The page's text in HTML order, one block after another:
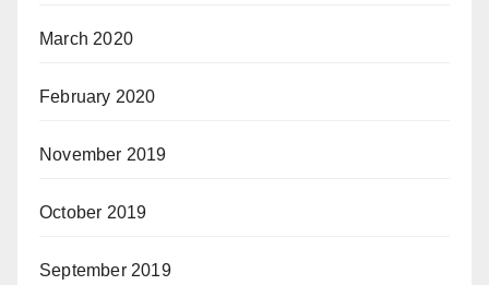
March 2020
February 2020
November 2019
October 2019
September 2019